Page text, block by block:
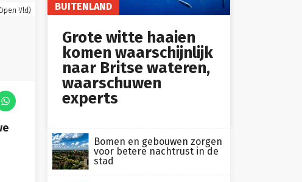
Vld) BUITENLAND
Grote witte haaien
komen waarschijnlijk
naar Britse wateren,
waarschuwen
experts
Bomen en gebouwen zorgen
voor betere nachtrust in de
stad